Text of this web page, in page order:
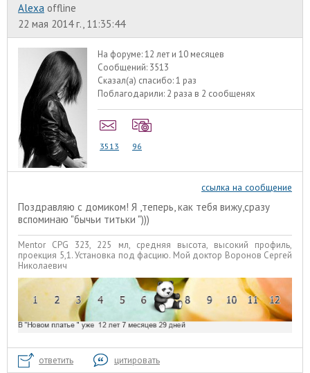
Alexa offline
22 мая 2014 г., 11:35:44
На форуме:12 лет и 10 месяцев
Сообщений: 3513
Сказал(а) спасибо:1 раз
Поблагодарили: 2 раза в 2 сообщенях
3513 96
ссылка на сообщение
Поздравляю с домиком! Я ,теперь, как тебя вижу,сразу
вспоминаю "бычьи титьки ")))
Mentor CPG 323, 225 мл, средняя высота, высокий профиль,
проекция 5,1. Установка под фасцию. Мой доктор Воронов Сергей
Николаевич
ответить цитировать